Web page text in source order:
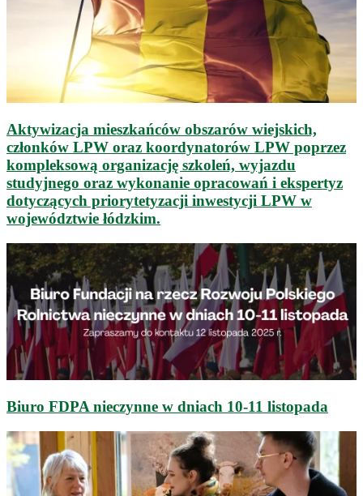
Aktywizacja mieszkańców obszarów wiejskich,
członków LPW oraz koordynatorów LPW poprzez
kompleksową organizację szkoleń, wyjazdu
studyjnego oraz wykonanie opracowań i ekspertyz
dotyczących priorytetyzacji inwestycji LPW w
województwie łódzkim.
Biuro FDPA nieczynne w dniach 10-11 listopada